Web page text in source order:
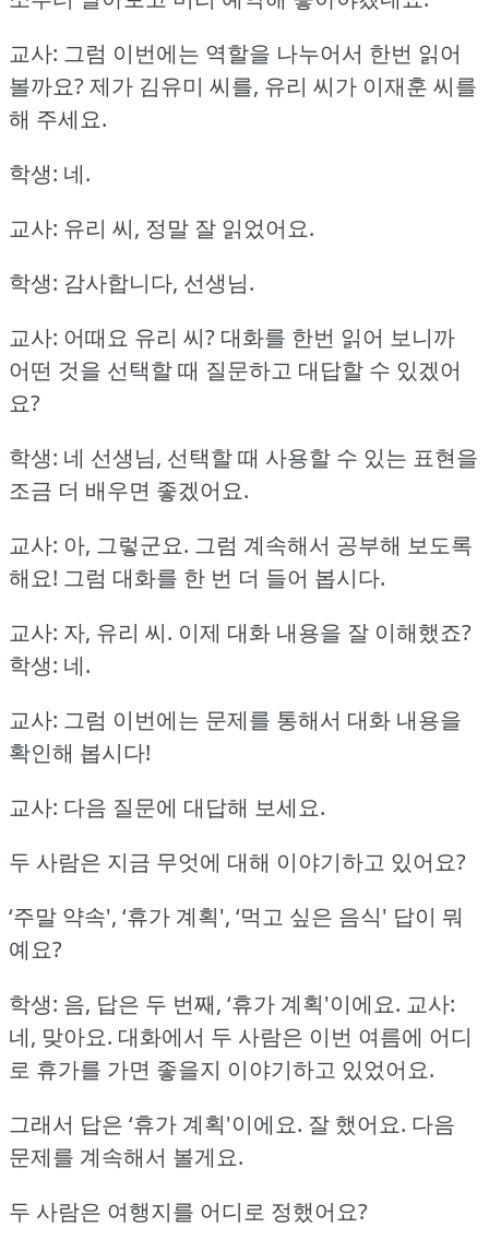
교사: 그럼 이번에는 역할을 나누어서 한번 읽어
볼까요?제가 김유미 씨를, 유리 씨가 이재훈 씨를
해 주세요.
학생: 네.
교사: 유리 씨, 정말 잘 읽었어요.
학생: 감사합니다, 선생님.
교사: 어때요 유리 씨? 대화를 한번 읽어 보니까
어떤 것을 선택할 때 질문하고 대답할 수 있겠어
요?
학생: 네 선생님, 선택할 때 사용할 수 있는 표현을
조금 더 배우면 좋겠어요.
교사: 아, 그렇군요. 그럼 계속해서 공부해 보도록
해요! 그럼 대화를 한 번 더 들어 봅시다.
교사: 자, 유리 씨. 이제 대화 내용을 잘 이해했죠?
학생: 네.
교사: 그럼 이번에는 문제를 통해서 대화 내용을
확인해 봅시다!
교사: 다음 질문에 대답해 보세요.
두 사람은 지금 무엇에 대해 이야기하고 있어요?
‘주말 약속', ‘휴가 계획', ‘먹고 싶은 음식' 답이 뭐
예요?
학생: 음, 답은 두 번째, ‘휴가 계획'이에요. 교사:
네, 맞아요. 대화에서 두 사람은 이번 여름에 어디
로 휴가를 가면 좋을지 이야기하고 있었어요.
그래서 답은 ‘휴가 계획'이에요. 잘 했어요. 다음
문제를 계속해서 볼게요.
두 사람은 여행지를 어디로 정했어요?